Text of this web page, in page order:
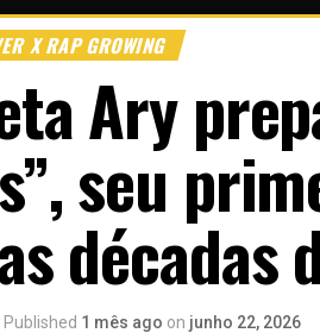
X RAP GROWING
Ary
seu
décadas
Published 1 mês ago on junho 22, 2026